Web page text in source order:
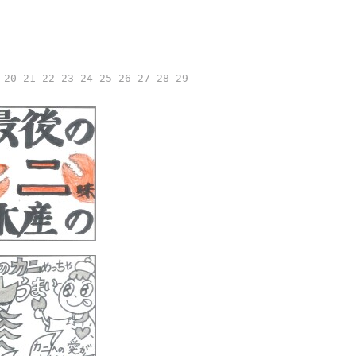
20 21 22 23 24 25 26 27 28 29